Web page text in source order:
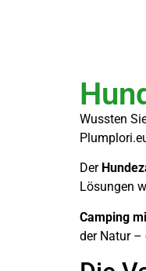
Wussten
Der
Lösungen
Camping
der Natur –